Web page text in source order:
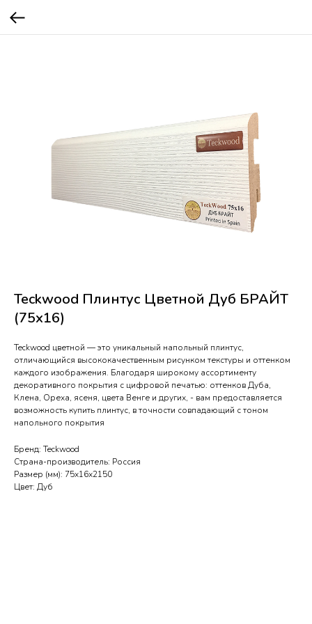
Teckwood Плинтус Цветной Дуб БРАЙТ
(75х16)
Teckwood цветной — это уникальный напольный плинтус,
отличающийся высококачественным рисунком текстуры и оттенком
каждого изображения. Благодаря широкому ассортименту
декоративного покрытия с цифровой печатью: оттенков Дуба,
Клена, Ореха, ясеня, цвета Венге и других, - вам предоставляется
возможность купить плинтус, в точности совпадающий с тоном
напольного покрытия
Бренд: Teckwood
Страна-производитель: Россия
Размер (мм): 75х16х2150
Цвет: Дуб